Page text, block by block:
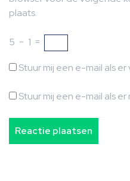
plaats.
5 − 1 =
Stuur mij een e-mail als
Stuur mij een e-mail als